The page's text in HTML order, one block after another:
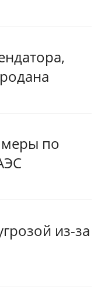
меры по
из-за